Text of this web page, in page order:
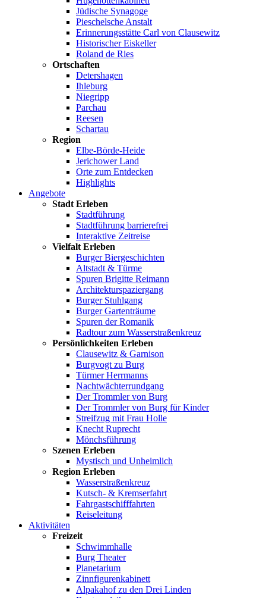
Jüdische Synagoge
Pieschelsche Anstalt
Erinnerungsstätte Carl von Clausewitz
Historischer Eiskeller
Roland de Ries
Ortschaften
Detershagen
Ihleburg
Niegripp
Parchau
Reesen
Schartau
Region
Elbe-Börde-Heide
Jerichower Land
Orte zum Entdecken
Highlights
Angebote
Stadt Erleben
Stadtführung
Stadtführung barrierefrei
Interaktive Zeitreise
Vielfalt Erleben
Burger Biergeschichten
Altstadt & Türme
Spuren Brigitte Reimann
Architekturspaziergang
Burger Stuhlgang
Burger Gartenträume
Spuren der Romanik
Radtour zum Wasserstraßenkreuz
Persönlichkeiten Erleben
Clausewitz & Garnison
Burgvogt zu Burg
Türmer Herrmanns
Nachtwächterrundgang
Der Trommler von Burg
Der Trommler von Burg für Kinder
Streifzug mit Frau Holle
Knecht Ruprecht
Mönchsführung
Szenen Erleben
Mystisch und Unheimlich
Region Erleben
Wasserstraßenkreuz
Kutsch- & Kremserfahrt
Fahrgastschifffahrten
Reiseleitung
Aktivitäten
Freizeit
Schwimmhalle
Burg Theater
Planetarium
Zinnfigurenkabinett
Alpakahof zu den Drei Linden